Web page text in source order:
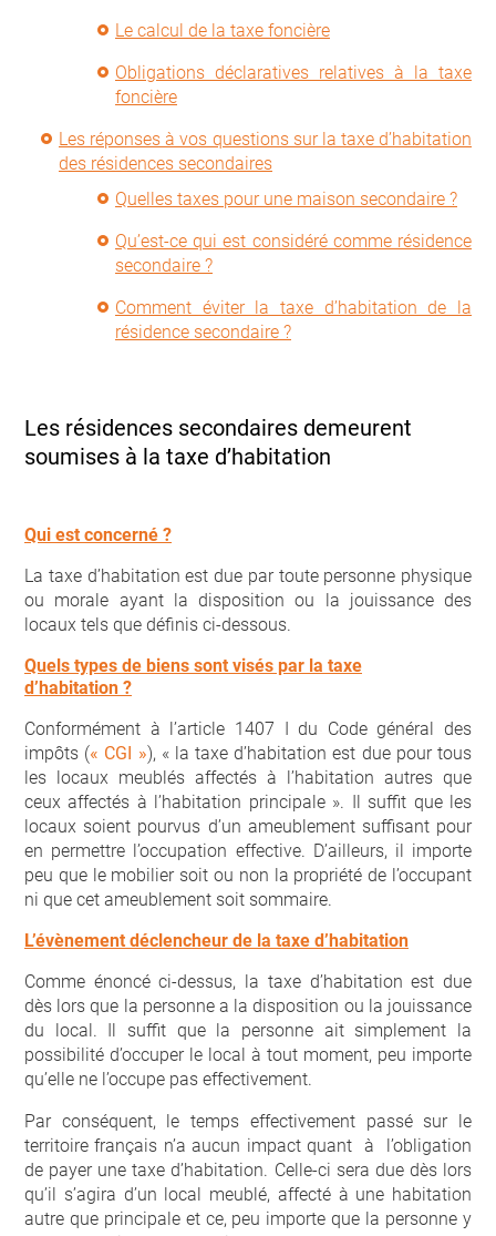
Le calcul de la taxe foncière
Obligations déclaratives relatives à la taxe
foncière
Les réponses à vos questions sur la taxe d’habitation
des résidences secondaires
Quelles taxes pour une maison secondaire ?
Qu’est-ce qui est considéré comme résidence
secondaire ?
Comment éviter la taxe d’habitation de la
résidence secondaire ?
Les résidences secondaires demeurent
soumises à la taxe d’habitation
Qui est concerné ?
La taxe d’habitation est due par toute personne physique
ou morale ayant la disposition ou la jouissance des
locaux tels que définis ci-dessous.
Quels types de biens sont visés par la taxe
d’habitation ?
Conformément à l’article 1407 I du Code général des
impôts (« CGI »), « la taxe d’habitation est due pour tous
les locaux meublés affectés à l’habitation autres que
ceux affectés à l’habitation principale ». Il suffit que les
locaux soient pourvus d’un ameublement suffisant pour
en permettre l’occupation effective. D’ailleurs, il importe
peu que le mobilier soit ou non la propriété de l’occupant
ni que cet ameublement soit sommaire.
L’évènement déclencheur de la taxe d’habitation
Comme énoncé ci-dessus, la taxe d’habitation est due
dès lors que la personne a la disposition ou la jouissance
du local. Il suffit que la personne ait simplement la
possibilité d’occuper le local à tout moment, peu importe
qu’elle ne l’occupe pas effectivement.
Par conséquent, le temps effectivement passé sur le
territoire français n’a aucun impact quant à l’obligation
de payer une taxe d’habitation. Celle-ci sera due dès lors
qu’il s’agira d’un local meublé, affecté à une habitation
autre que principale et ce, peu importe que la personne y